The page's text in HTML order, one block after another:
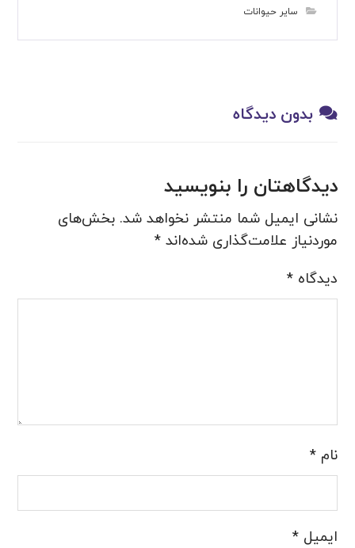
سایر حیوانات
بدون دیدگاه
دیدگاهتان را بنویسید
نشانی ایمیل شما منتشر نخواهد شد. بخش‌های
موردنیاز علامت‌گذاری شده‌اند*
دیدگاه*
نام*
ایمیل*